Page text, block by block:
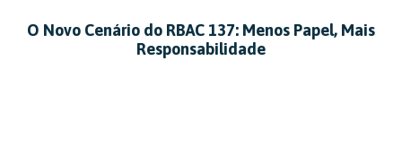
O Novo Cenário do RBAC 137: Menos Papel, Mais
Responsabilidade